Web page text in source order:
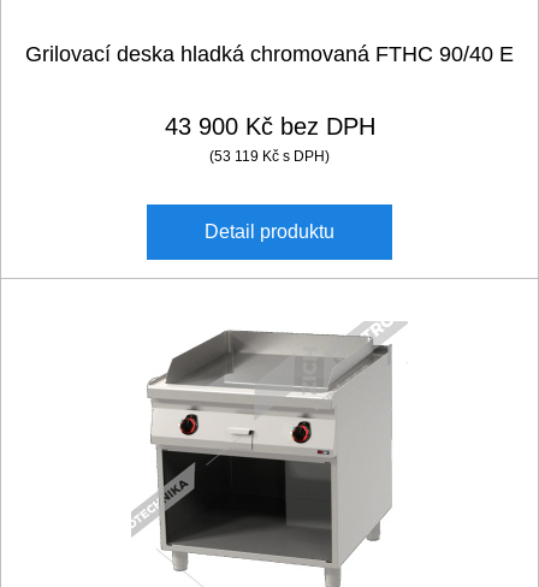
Grilovací deska hladká chromovaná FTHC 90/40 E
43 900 Kč bez DPH
(53 119 Kč s DPH)
Detail produktu